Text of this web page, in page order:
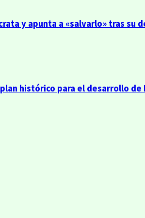
y apunta a «salvarlo» tras su
histórico para el desarrollo de